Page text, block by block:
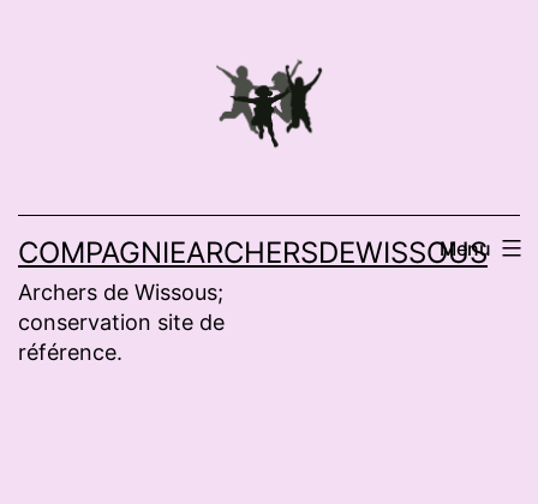
COMPAGNIEARCHERSDEWISSOUS
Archers de Wissous;
conservation site de
référence.
Menu